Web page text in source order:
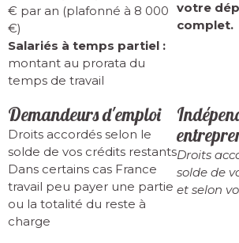
€ par an (plafonné à 8 000
€)
Salariés à temps partiel :
montant au prorata du
temps de travail
votre
complet.
Demandeurs d'emploi
Droits accordés selon le
solde de vos crédits restants
Dans certains cas France
travail peu payer une partie
ou la totalité du reste à
charge
Droits
solde de
et selon